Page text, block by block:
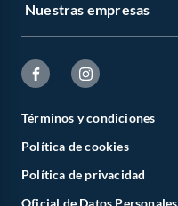
Nuestras empresas
Términos y condiciones
Política de cookies
Política de privacidad